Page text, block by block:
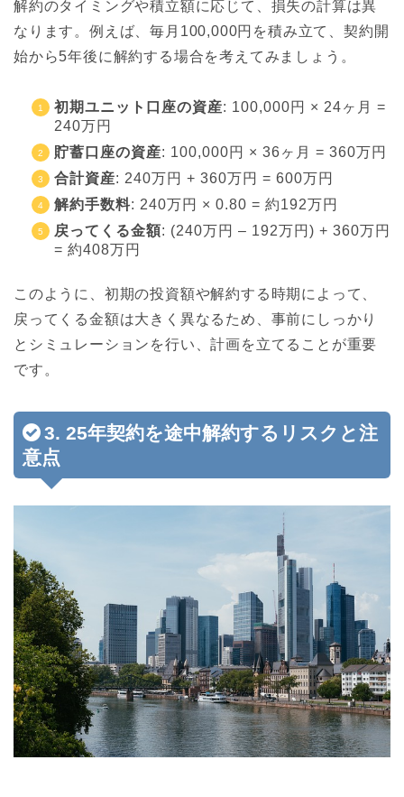
解約のタイミングや積立額に応じて、損失の計算は異
なります。例えば、毎月100,000円を積み立て、契約開
始から5年後に解約する場合を考えてみましょう。
初期ユニット口座の資産: 100,000円 × 24ヶ月 =
240万円
貯蓄口座の資産: 100,000円 × 36ヶ月 = 360万円
合計資産: 240万円 + 360万円 = 600万円
解約手数料: 240万円 × 0.80 = 約192万円
戻ってくる金額: (240万円 – 192万円) + 360万円
= 約408万円
このように、初期の投資額や解約する時期によって、
戻ってくる金額は大きく異なるため、事前にしっかり
とシミュレーションを行い、計画を立てることが重要
です。
3. 25年契約を途中解約するリスクと注
意点